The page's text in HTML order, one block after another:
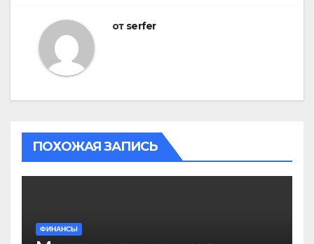
от serfer
ПОХОЖАЯ ЗАПИСЬ
ФИНАНСЫ